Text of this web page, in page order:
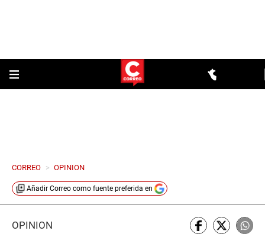
CORREO > OPINION
Añadir Correo como fuente preferida en
OPINIÓN